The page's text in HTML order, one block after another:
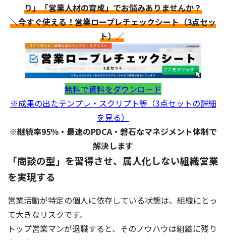
り」「営業人材の育成」でお悩みありませんか？
＼今すぐ使える！営業ロープレチェックシート（3点セッ
ト）／
無料で資料をダウンロード
※成果の出たテンプレ・スクリプト等（3点セットの詳細
を見る）
※継続率95％・最速のPDCA・磐石なマネジメント体制で
解決します
「商談の型」を習得させ、属人化しない組織営業
を実現する
営業活動が特定の個人に依存している状態は、組織にとっ
て大きなリスクです。
トップ営業マンが退職すると、そのノウハウは組織に残り